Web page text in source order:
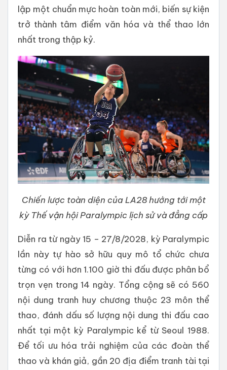
lập một chuẩn mực hoàn toàn mới, biến sự kiện
trở thành tâm điểm văn hóa và thể thao lớn
nhất trong thập kỷ.
Chiến lược toàn diện của LA28 hướng tới một
kỳ Thế vận hội Paralympic lịch sử và đẳng cấp
Diễn ra từ ngày 15 – 27/8/2028, kỳ Paralympic
lần này tự hào sở hữu quy mô tổ chức chưa
từng có với hơn 1.100 giờ thi đấu được phân bổ
trọn vẹn trong 14 ngày. Tổng cộng sẽ có 560
nội dung tranh huy chương thuộc 23 môn thể
thao, đánh dấu số lượng nội dung thi đấu cao
nhất tại một kỳ Paralympic kể từ Seoul 1988.
Để tối ưu hóa trải nghiệm của các đoàn thể
thao và khán giả, gần 20 địa điểm tranh tài tại